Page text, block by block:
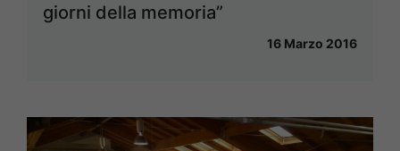
giorni della memoria”
16 Marzo 2016